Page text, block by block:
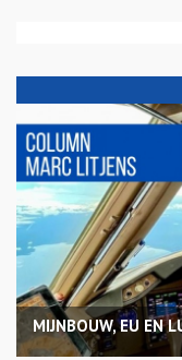
MIJNBOUW, EU EN